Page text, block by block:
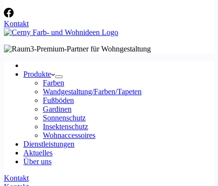
Kontakt
Produkte
Farben
Wandgestaltung/Farben/Tapeten
Fußböden
Gardinen
Sonnenschutz
Insektenschutz
Wohnaccessoires
Dienstleistungen
Aktuelles
Über uns
Kontakt